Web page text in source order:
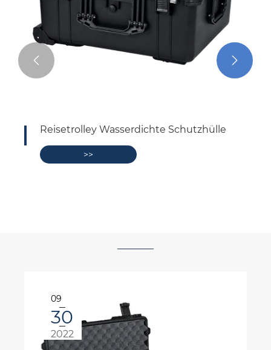
Wasserdichter Schutzkoffer für
industrielle Trolleys
 
10
08
2024